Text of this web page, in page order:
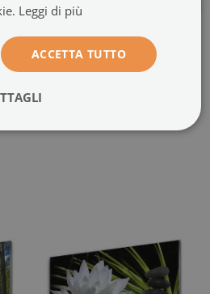
Leggi di più
ACCETTA TUTTO